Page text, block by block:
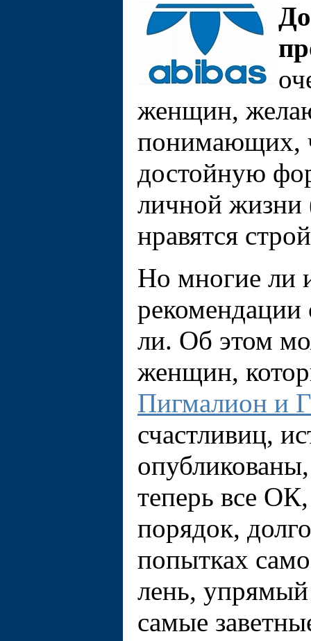
женщин,
понимающих,
достойную
личной
нравятся
Но многие ли
рекомендации
ли. Об этом
женщин,
Пигмалион и
счастливиц,
теперь всe
порядок,
попытках
лень, упрямый
самые